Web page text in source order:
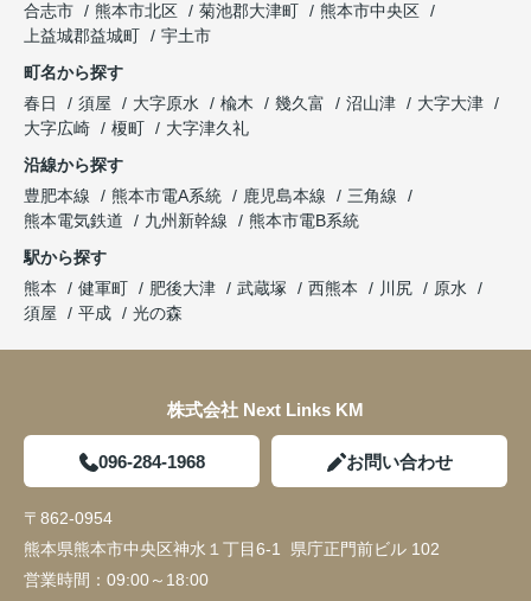
合志市
熊本市北区 菊池郡大津町
熊本市中央区
上益城郡益城町
宇土市
町名から探す
春日
須屋 大字原水 楡木 幾久富 沼山津
大字大津
大字広崎
榎町
大字津久礼
沿線から探す
豊肥本線
熊本市電A系統 鹿児島本線
三角線
熊本電気鉄道
九州新幹線
熊本市電B系統
駅から探す
熊本
健軍町 肥後大津 武蔵塚 西熊本 川尻
原水
須屋
平成 光の森
株式会社 Next Links KM
096-284-1968 お問い合わせ
〒862-0954
熊本県熊本市中央区神水１丁目6-1 県庁正門前ビル 102
営業時間： 09:00～18:00